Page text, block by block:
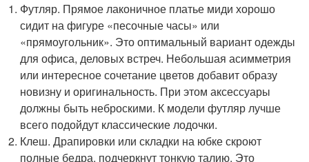
Футляр. Прямое лаконичное платье миди хорошо
сидит на фигуре «песочные часы» или
«прямоугольник». Это оптимальный вариант одежды
для офиса, деловых встреч. Небольшая асимметрия
или интересное сочетание цветов добавит образу
новизну и оригинальность. При этом аксессуары
должны быть неброскими. К модели футляр лучше
всего подойдут классические лодочки.
Клеш. Драпировки или складки на юбке скроют
полные бедра, подчеркнут тонкую талию. Это